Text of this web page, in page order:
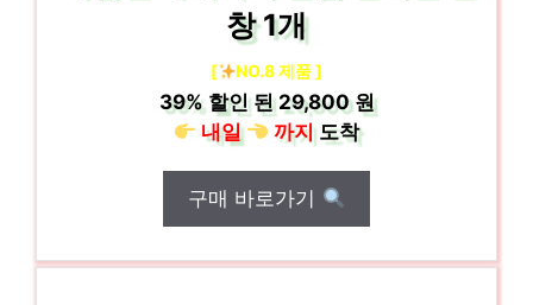
창 1개
[ NO.8 제품 ]
39%할인 된29,800 원
내일
까지도착
구매 바로가기